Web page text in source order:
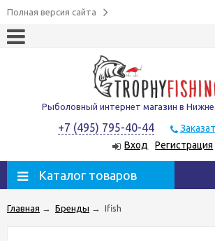
Полная версия сайта
Рыболовный интернет магазин в
+7 (495) 795-40-44
Вход
Регистрация
Каталог товаров
Главная → Бренды → Ifish